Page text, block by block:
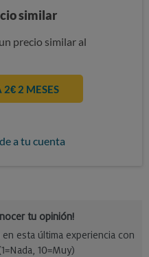
similar
precio similar al
2€ 2 MESES
a tu cuenta